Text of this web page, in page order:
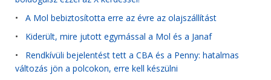
• A Mol bebiztosította erre az évre az olajszállítást
• Kiderült, mire jutott egymással a Mol és a Janaf
• Rendkívüli bejelentést tett a CBA és a Penny: hatalmas
változás jön a polcokon, erre kell készülni